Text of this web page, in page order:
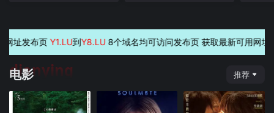
到Y8.LU8个域名均可访问发布页 获取最新可用网址
电影
dianying 推荐